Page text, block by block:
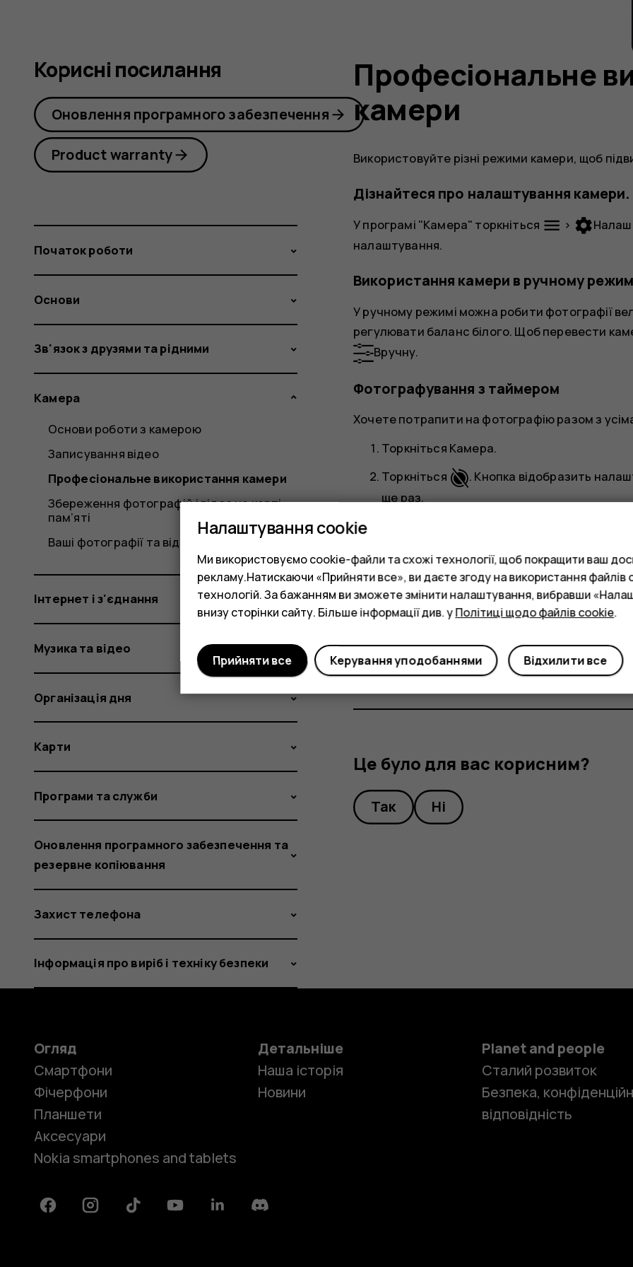
Професіональне
камери
Використовуйте різні режими камери, щоб
Дізнайтеся про налаштування камери.
У програмі "Камера" торкніться menu > settings
налаштування.
Використання камери в ручному
У ручному режимі можна робити фотографії
регулювати баланс білого. Щоб перевести
Вручну.
Фотографування з таймером
Хочете потрапити на фотографію разом з
Торкніться Камера.
Торкніться
. Кнопка відобразить
ще раз.
Торкнітьсяpanorama_fish_eyeФото .
Створення якісних фотографій
У програмі "Камера" торкнітьсяmenu>settings
роздільну здатність.
Це було для вас корисним?
Так Ні
Корисні посилання
Оновлення програмного забезпечення
Product warranty
Початок роботи
Основи
Зв'язок з друзями та рідними
Камера
Основи роботи з камерою
Записування відео
Професіональне використання камери
Збереження фотографій і відео на карті
пам’яті
Ваші фотографії та відео
Інтернет і з'єднання
Музика та відео
Організація дня
Карти
Програми та служби
Оновлення програмного забезпечення та
резервне копіювання
Захист телефона
Інформація про виріб і техніку безпеки
Огляд
Смартфони
Фічерфони
Планшети
Аксесуари
Nokia smartphones and tablets
Детальніше
Наша історія
Новини
Planet and people
Сталий розвиток
Безпека,
відповідність
FacebookInstagramTiktok YoutubeLinkedinDiscord
Налаштування cookie
Ми використовуємо cookie-файли та схожі технології, щоб покращити ваш
рекламу.Натискаючи «Прийняти все», ви даєте згоду на використання файлів
технологій. За бажанням ви зможете змінити налаштування, вибравши
внизу сторінки сайту. Більше інформації див. уПолітиці щодо файлів cookie.
Відхилити все
Керування уподобаннями
Прийняти все